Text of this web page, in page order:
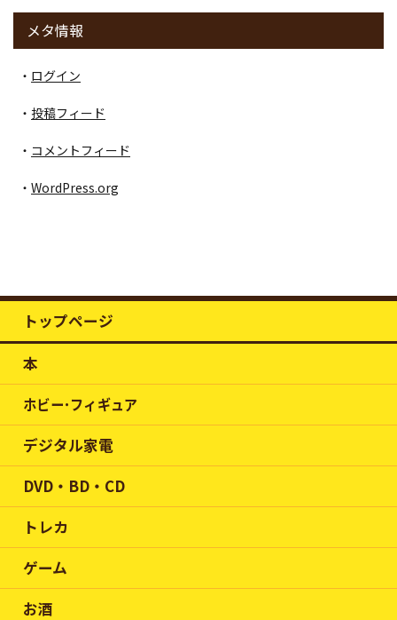
メタ情報
ログイン
投稿フィード
コメントフィード
WordPress.org
トップページ
本
ホビー･フィギュア
デジタル家電
DVD・BD・CD
トレカ
ゲーム
お酒